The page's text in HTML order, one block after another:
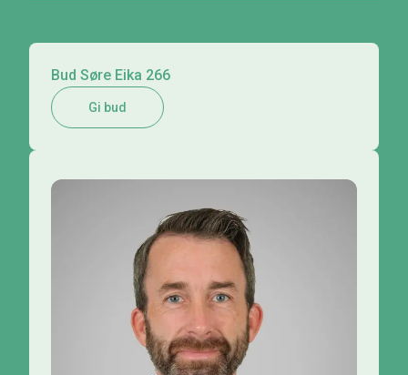
Bud Søre Eika 266
Gi bud